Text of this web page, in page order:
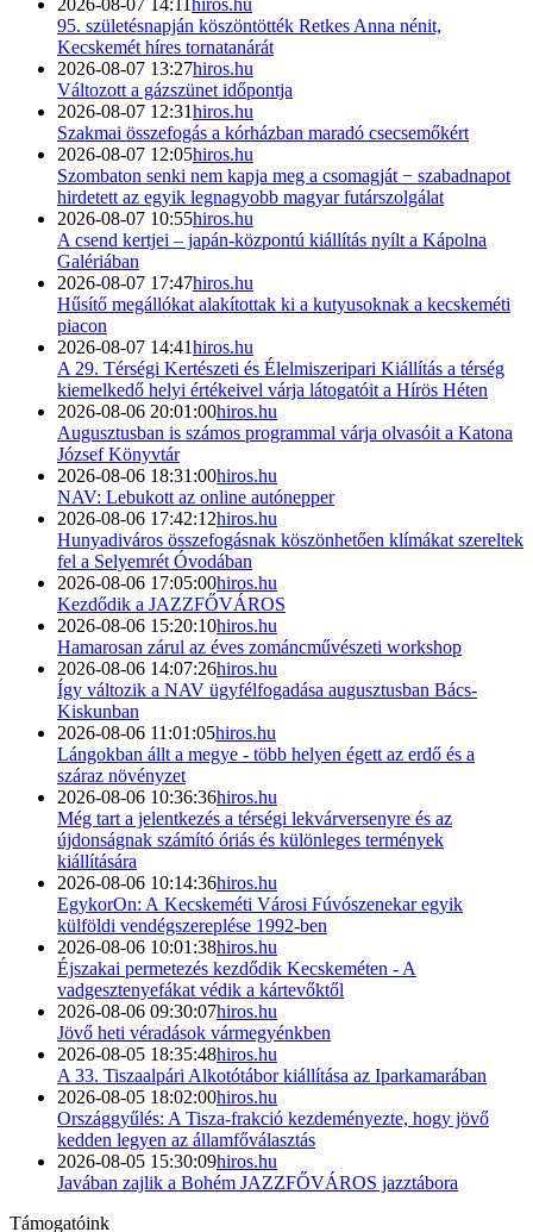
95. születésnapján köszöntötték Retkes Anna nénit,
Kecskemét híres tornatanárát
2026-08-07 13:27hiros.hu
Változott a gázszünet időpontja
2026-08-07 12:31hiros.hu
Szakmai összefogás a kórházban maradó csecsemőkért
2026-08-07 12:05hiros.hu
Szombaton senki nem kapja meg a csomagját − szabadnapot
hirdetett az egyik legnagyobb magyar futárszolgálat
2026-08-07 10:55hiros.hu
A csend kertjei – japán-központú kiállítás nyílt a Kápolna
Galériában
2026-08-07 17:47hiros.hu
Hűsítő megállókat alakítottak ki a kutyusoknak a kecskeméti
piacon
2026-08-07 14:41hiros.hu
A 29. Térségi Kertészeti és Élelmiszeripari Kiállítás a térség
kiemelkedő helyi értékeivel várja látogatóit a Hírös Héten
2026-08-06 20:01:00hiros.hu
Augusztusban is számos programmal várja olvasóit a Katona
József Könyvtár
2026-08-06 18:31:00hiros.hu
NAV: Lebukott az online autónepper
2026-08-06 17:42:12hiros.hu
Hunyadiváros összefogásnak köszönhetően klímákat szereltek
fel a Selyemrét Óvodában
2026-08-06 17:05:00hiros.hu
Kezdődik a JAZZFŐVÁROS
2026-08-06 15:20:10hiros.hu
Hamarosan zárul az éves zománcművészeti workshop
2026-08-06 14:07:26hiros.hu
Így változik a NAV ügyfélfogadása augusztusban Bács-
Kiskunban
2026-08-06 11:01:05hiros.hu
Lángokban állt a megye - több helyen égett az erdő és a
száraz növényzet
2026-08-06 10:36:36hiros.hu
Még tart a jelentkezés a térségi lekvárversenyre és az
újdonságnak számító óriás és különleges termények
kiállítására
2026-08-06 10:14:36hiros.hu
EgykorOn: A Kecskeméti Városi Fúvószenekar egyik
külföldi vendégszereplése 1992-ben
2026-08-06 10:01:38hiros.hu
Éjszakai permetezés kezdődik Kecskeméten - A
vadgesztenyefákat védik a kártevőktől
2026-08-06 09:30:07hiros.hu
Jövő heti véradások vármegyénkben
2026-08-05 18:35:48hiros.hu
A 33. Tiszaalpári Alkotótábor kiállítása az Iparkamarában
2026-08-05 18:02:00hiros.hu
Országgyűlés: A Tisza-frakció kezdeményezte, hogy jövő
kedden legyen az államfőválasztás
2026-08-05 15:30:09hiros.hu
Javában zajlik a Bohém JAZZFŐVÁROS jazztábora
Támogatóink